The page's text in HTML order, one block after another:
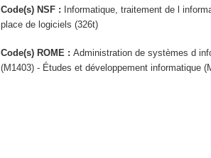
Code(s) NSF : Informatique, traitement de l
place de logiciels (326t)
Code(s) ROME :Administration de systèmes d
(M1403) - Études et développement informatique